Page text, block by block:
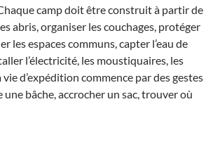
camp doit être construit à partir de
abris, organiser les couchages, protéger
les espaces communs, capter l’eau de
l’électricité, les moustiquaires, les
d’expédition commence par des gestes
bâche, accrocher un sac, trouver où